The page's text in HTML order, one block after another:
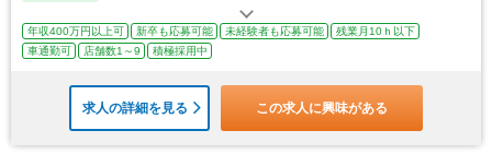
年収400万円以上可 新卒も応募可能 未経験者も応募可能
残業月10ｈ以下
車通勤可
店舗数1～9 積極採用中
求人の詳細を見る この求人に興味がある